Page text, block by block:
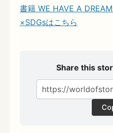
書籍 WE HAVE A
×SDGsはこちら
Share this